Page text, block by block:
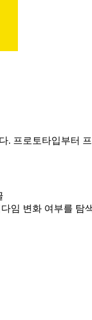
. 프로토타입부터
임 변화 여부를 탐